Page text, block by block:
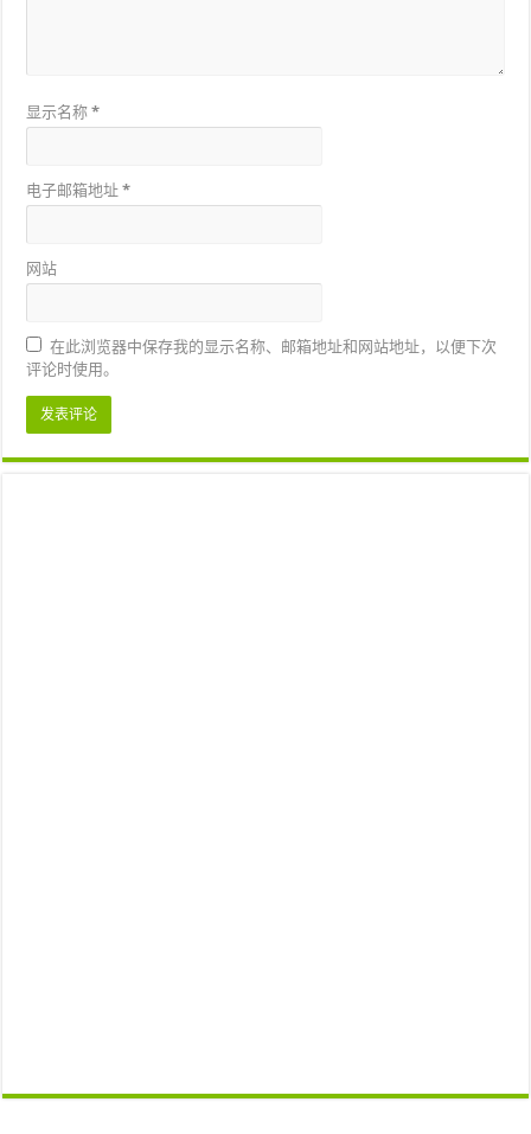
显示名称*
电子邮箱地址*
网站
在此浏览器中保存我的显示名称、邮箱地址和网站地址，以便下次
评论时使用。